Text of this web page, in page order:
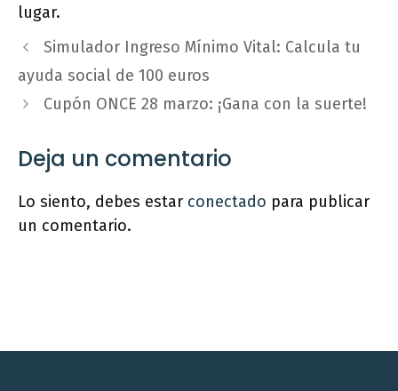
lugar.
Simulador Ingreso Mínimo Vital: Calcula tu
ayuda social de 100 euros
Cupón ONCE 28 marzo: ¡Gana con la suerte!
Deja un comentario
Lo siento, debes estar conectado para publicar
un comentario.